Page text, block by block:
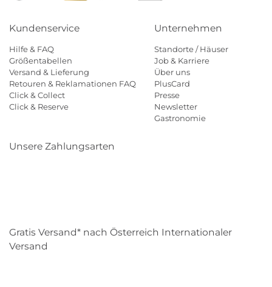
Kundenservice
Hilfe & FAQ
Größentabellen
Versand & Lieferung
Retouren & Reklamationen FAQ
Click & Collect
Click & Reserve
Unternehmen
Standorte / Häuser
Job & Karriere
Über uns
PlusCard
Presse
Newsletter
Gastronomie
Unsere Zahlungsarten
Gratis Versand* nach Österreich Internationaler
Versand